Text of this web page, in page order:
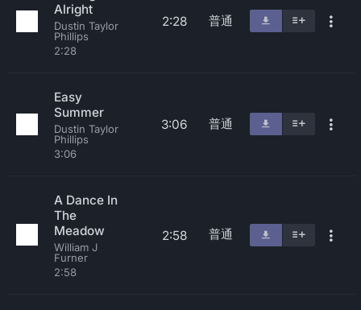
Alright
Dustin Taylor
Phillips
2:28
2:28 普通
Easy
Summer
Dustin Taylor
Phillips
3:06
3:06 普通
A Dance In
The
Meadow
William J
Furner
2:58
2:58 普通